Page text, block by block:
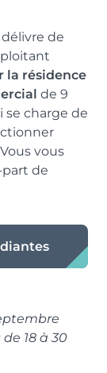
de
la résidence
de 9
se charge de
vous
de
18 à 30